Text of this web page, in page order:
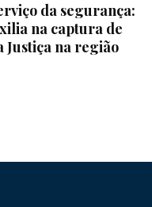
da segurança:
na captura de
na região